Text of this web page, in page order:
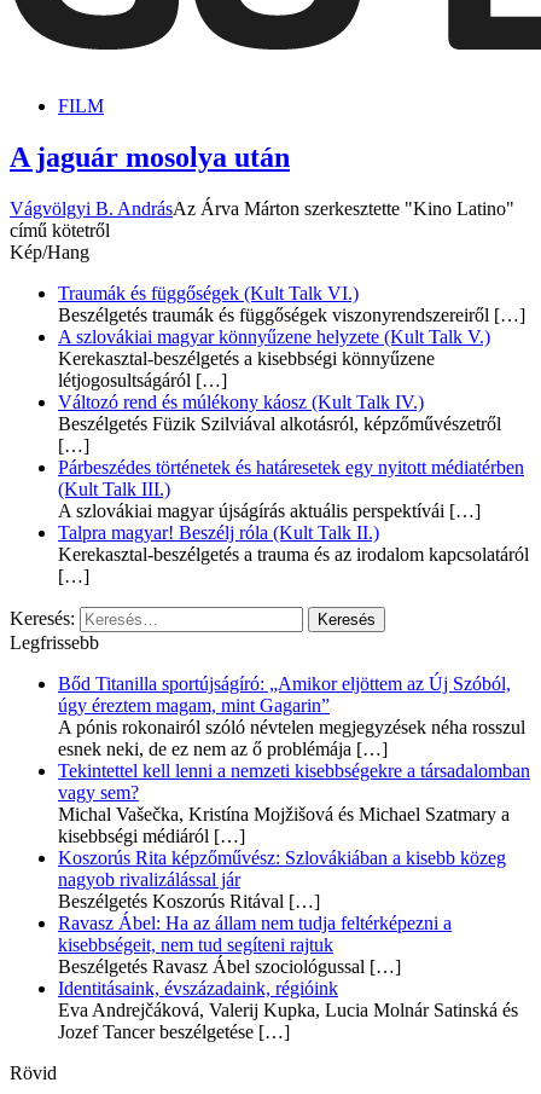
FILM
A jaguár mosolya után
Vágvölgyi B. AndrásAz Árva Márton szerkesztette "Kino Latino"
című kötetről
Kép/Hang
Traumák és függőségek (Kult Talk VI.)
Beszélgetés traumák és függőségek viszonyrendszereiről […]
A szlovákiai magyar könnyűzene helyzete (Kult Talk V.)
Kerekasztal-beszélgetés a kisebbségi könnyűzene
létjogosultságáról […]
Változó rend és múlékony káosz (Kult Talk IV.)
Beszélgetés Füzik Szilviával alkotásról, képzőművészetről
[…]
Párbeszédes történetek és határesetek egy nyitott médiatérben
(Kult Talk III.)
A szlovákiai magyar újságírás aktuális perspektívái […]
Talpra magyar! Beszélj róla (Kult Talk II.)
Kerekasztal-beszélgetés a trauma és az irodalom kapcsolatáról
[…]
Keresés:
Legfrissebb
Bőd Titanilla sportújságíró: „Amikor eljöttem az Új Szóból,
úgy éreztem magam, mint Gagarin”
A pónis rokonairól szóló névtelen megjegyzések néha rosszul
esnek neki, de ez nem az ő problémája […]
Tekintettel kell lenni a nemzeti kisebbségekre a társadalomban
vagy sem?
Michal Vašečka, Kristína Mojžišová és Michael Szatmary a
kisebbségi médiáról […]
Koszorús Rita képzőművész: Szlovákiában a kisebb közeg
nagyob rivalizálással jár
Beszélgetés Koszorús Ritával […]
Ravasz Ábel: Ha az állam nem tudja feltérképezni a
kisebbségeit, nem tud segíteni rajtuk
Beszélgetés Ravasz Ábel szociológussal […]
Identitásaink, évszázadaink, régióink
Eva Andrejčáková, Valerij Kupka, Lucia Molnár Satinská és
Jozef Tancer beszélgetése […]
Rövid